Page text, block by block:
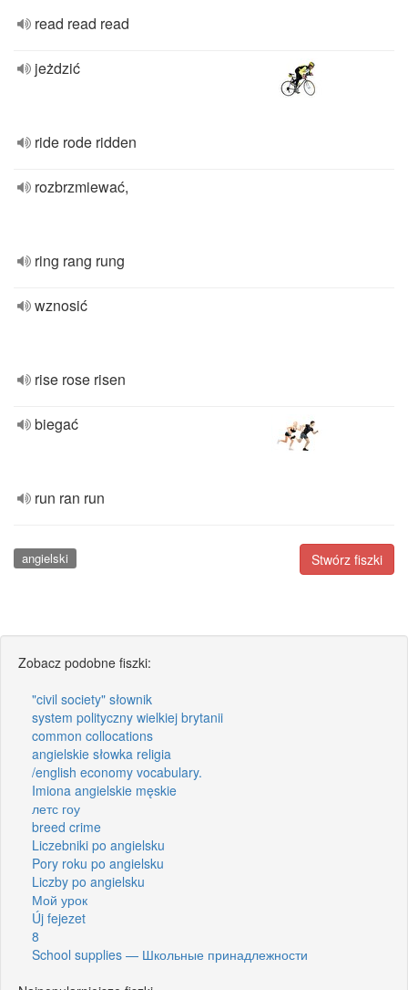
read read read
jeżdzić
ride rode ridden
rozbrzmiewać,
ring rang rung
wznosić
rise rose risen
biegać
run ran run
Stwórz fiszki
angielski
Zobacz podobne fiszki:
"civil society" słownik
system polityczny wielkiej brytanii
common collocations
angielskie słowka religia
/english economy vocabulary.
Imiona angielskie męskie
летс гоу
breed crime
Liczebniki po angielsku
Pory roku po angielsku
Liczby po angielsku
Мой урок
Új fejezet
8
School supplies — Школьные принадлежности